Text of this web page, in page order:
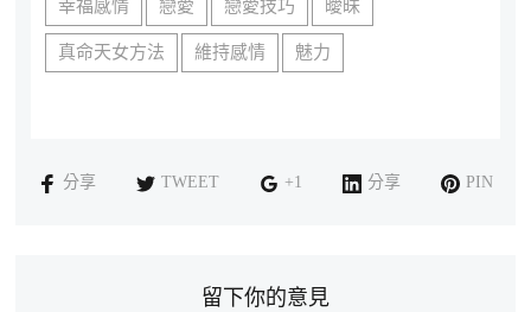
幸福感情 戀愛 戀愛技巧 曖昧
真命天女方法 維持感情 魅力
分享 TWEET +1 分享 PIN
留下你的意見